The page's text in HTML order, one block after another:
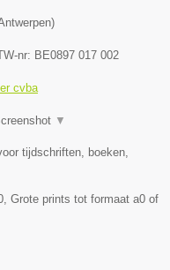
)
nr: BE0897 017 002
cvba
▼
tijdschriften, boeken,
Grote prints tot formaat a0 of